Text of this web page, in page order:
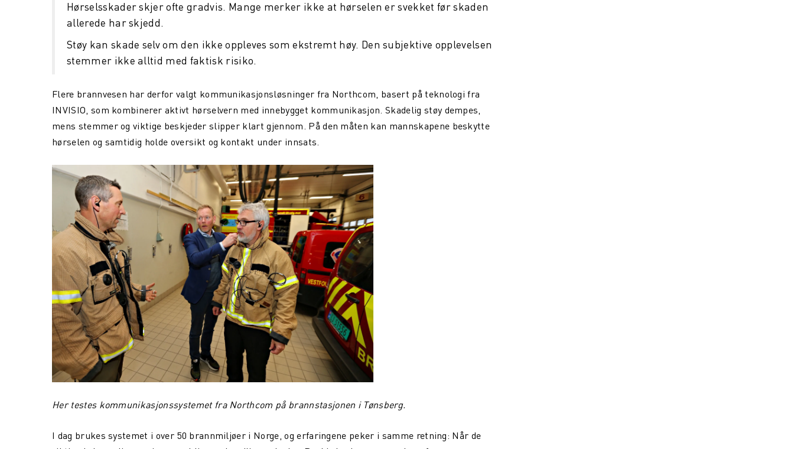
Hørselsskader skjer ofte gradvis. Mange merker ikke at hørselen er svekket før skaden
allerede har skjedd.
Støy kan skade selv om den ikke oppleves som ekstremt høy. Den subjektive opplevelsen
stemmer ikke alltid med faktisk risiko.
Flere brannvesen har derfor valgt kommunikasjonsløsninger fra Northcom, basert på teknologi fra
INVISIO, som kombinerer aktivt hørselvern med innebygget kommunikasjon. Skadelig støy dempes,
mens stemmer og viktige beskjeder slipper klart gjennom. På den måten kan mannskapene beskytte
hørselen og samtidig holde oversikt og kontakt under innsats.
Her testes kommunikasjonssystemet fra Northcom på brannstasjonen i Tønsberg.
I dag brukes systemet i over 50 brannmiljøer i Norge, og erfaringene peker i samme retning: Når de